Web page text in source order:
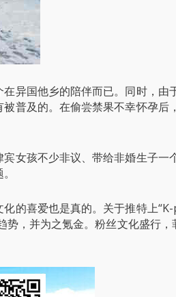
异国他乡的陪伴而已。同时，由
普及的。在偷尝禁果不幸怀孕后
女孩不少非议、带给非婚生子一
的喜爱也是真的。关于推特上
，并为之氪金。粉丝文化盛行，